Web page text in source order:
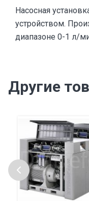
Насосная
устройством.
диапазоне 0-1 л/
Другие